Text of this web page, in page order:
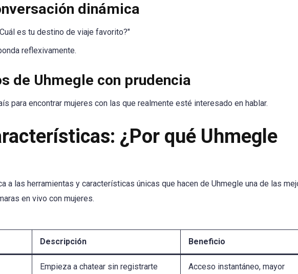
dinámica
es tu destino de viaje favorito?"
reflexivamente.
de Uhmegle con prudencia
para encontrar mujeres con las que realmente esté interesado en hablar.
¿Por qué Uhmegle
a las herramientas y características únicas que hacen de Uhmegle una de las
en vivo con mujeres.
Descripción Beneficio
Empieza a chatear sin registrarte
Acceso instantáneo, mayor